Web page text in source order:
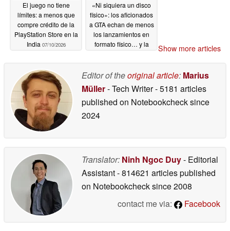
El juego no tiene
límites: a menos que
compre crédito de la
PlayStation Store en la
India 07/10/2026
«Ni siquiera un disco
físico»: los aficionados
a GTA echan de menos
los lanzamientos en
formato físico… y la
Show more articles
Editor of theoriginal article: Marius
Müller- Tech Writer- 5181 articles
published on Notebookchecksince
2024
Translator: Ninh Ngoc Duy- Editorial
Assistant- 814621 articles published
on Notebookchecksince 2008
contact me via:
Facebook